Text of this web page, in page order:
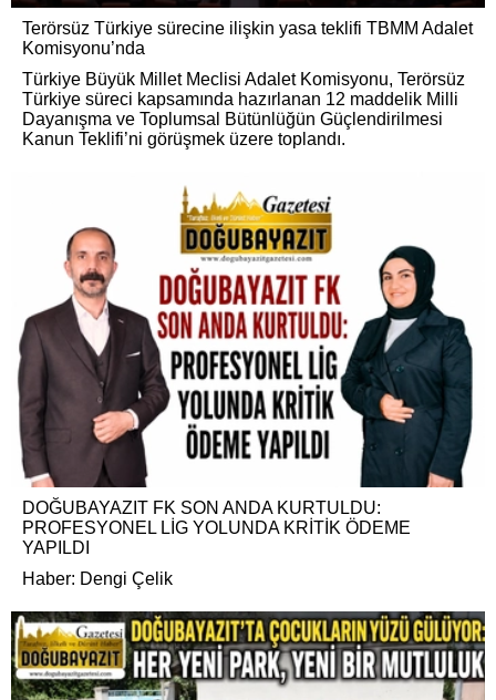
Terörsüz Türkiye sürecine ilişkin yasa teklifi TBMM Adalet
Komisyonu’nda
Türkiye Büyük Millet Meclisi Adalet Komisyonu, Terörsüz
Türkiye süreci kapsamında hazırlanan 12 maddelik Milli
Dayanışma ve Toplumsal Bütünlüğün Güçlendirilmesi
Kanun Teklifi’ni görüşmek üzere toplandı.
DOĞUBAYAZIT FK SON ANDA KURTULDU:
PROFESYONEL LİG YOLUNDA KRİTİK ÖDEME
YAPILDI
Haber: Dengi Çelik